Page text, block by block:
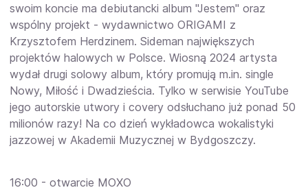
swoim koncie ma debiutancki album "Jestem" oraz
wspólny projekt - wydawnictwo ORIGAMI z
Krzysztofem Herdzinem. Sideman największych
projektów halowych w Polsce. Wiosną 2024 artysta
wydał drugi solowy album, który promują m.in. single
Nowy, Miłość i Dwadzieścia. Tylko w serwisie YouTube
jego autorskie utwory i covery odsłuchano już ponad 50
milionów razy! Na co dzień wykładowca wokalistyki
jazzowej w Akademii Muzycznej w Bydgoszczy.
16:00 - otwarcie MOXO